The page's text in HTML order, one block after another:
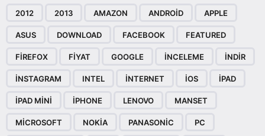
2012 2013 AMAZON ANDROID APPLE
ASUS DOWNLOAD FACEBOOK FEATURED
FIREFOX FIYAT GOOGLE INCELEME INDIR
INSTAGRAM INTEL INTERNET IOS IPAD
IPAD MINI IPHONE LENOVO MANSET
MICROSOFT NOKIA PANASONIC PC